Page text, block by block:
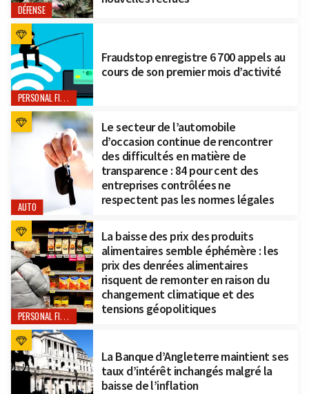
DÉFENSE
PERSONAL FINANCE
Fraudstop enregistre 6 700 appels au
cours de son premier mois d’activité
AUTO
Le secteur de l’automobile
d’occasion continue de rencontrer
des difficultés en matière de
transparence : 84 pour cent des
entreprises contrôlées ne
respectent pas les normes légales
PERSONAL FINANCE
La baisse des prix des produits
alimentaires semble éphémère : les
prix des denrées alimentaires
risquent de remonter en raison du
changement climatique et des
tensions géopolitiques
La Banque d’Angleterre maintient ses
taux d’intérêt inchangés malgré la
baisse de l’inflation